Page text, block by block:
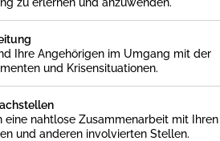
Ihre Angehörigen im Umgang mit der
und Krisensituationen.
eine nahtlose Zusammenarbeit mit Ihren
und anderen involvierten Stellen.